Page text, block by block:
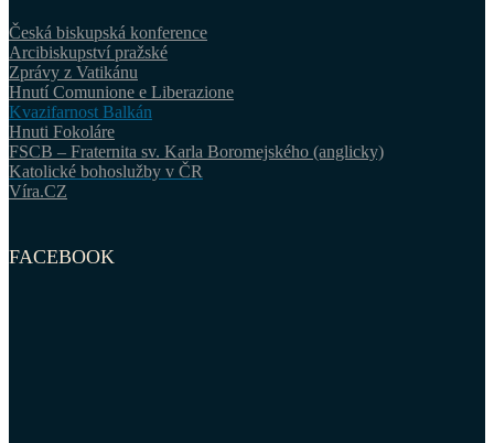
Česká biskupská konference
Arcibiskupství pražské
Zprávy z Vatikánu
Hnutí Comunione e Liberazione
Kvazifarnost Balkán
Hnuti Fokoláre
FSCB – Fraternita sv. Karla Boromejského (anglicky)
Katolické bohoslužby v ČR
Víra.CZ
FACEBOOK